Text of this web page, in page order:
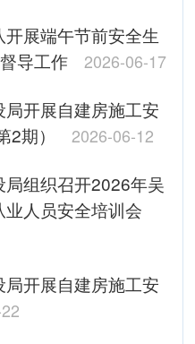
展端午节前安全生
导工作
2026-06-17
开展自建房施工安
期）
2026-06-12
组织召开2026年吴
人员安全培训会
开展自建房施工安